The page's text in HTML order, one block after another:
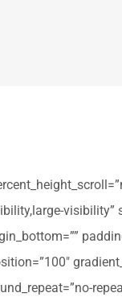
visibility”